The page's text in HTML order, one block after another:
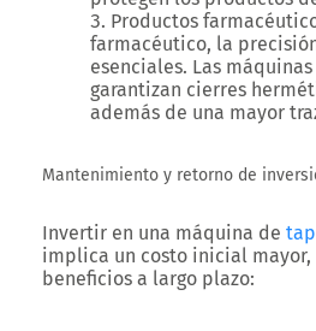
Productos
farmacéutico, la
esenciales. Las
garantizan cierres
además de una mayor
Mantenimiento y retorno de
Invertir en una máquina de
implica un costo inicial mayor,
beneficios a largo plazo: